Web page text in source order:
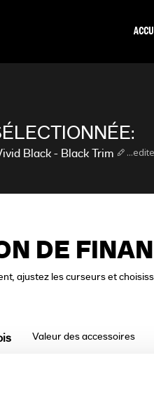
Black - Black Trim
DE
ajustez les curseurs et
Valeur des accessoires